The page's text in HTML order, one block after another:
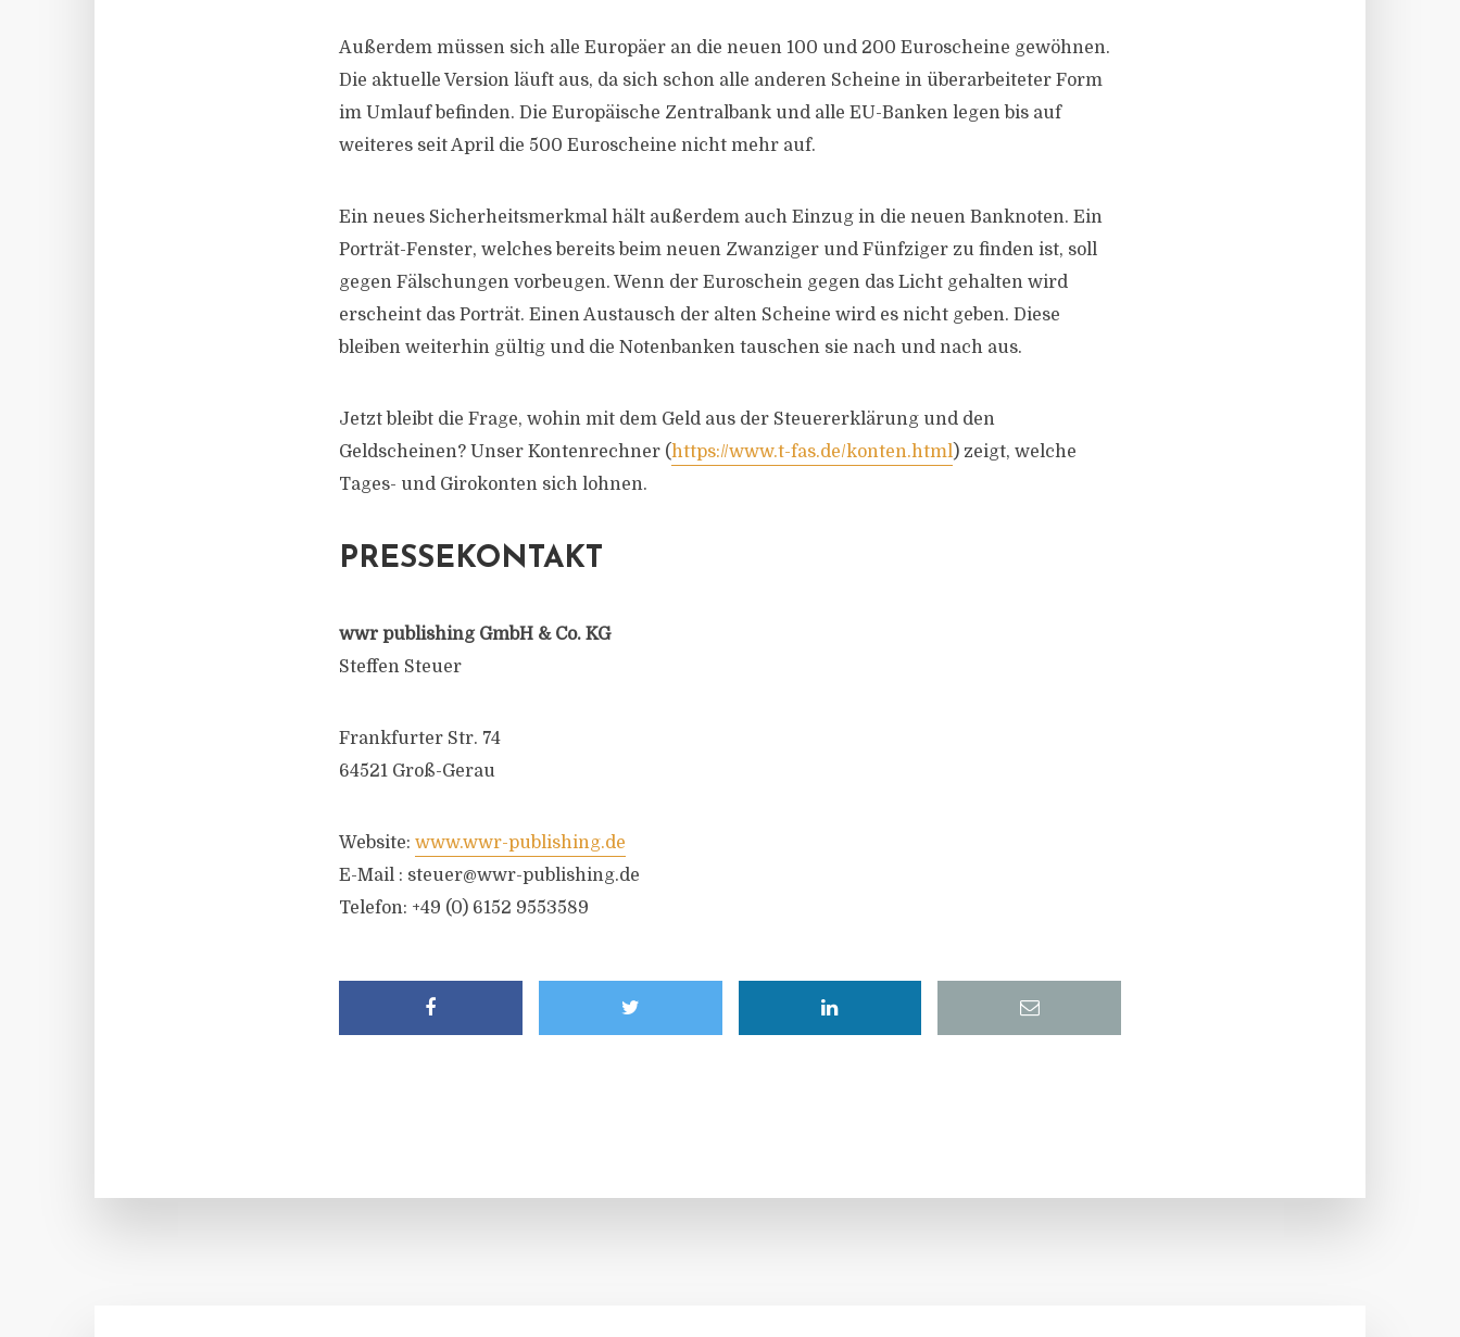
Außerdem müssen sich alle Europäer an die neuen 100 und 200 Euroscheine gewöhnen.
Die aktuelle Version läuft aus, da sich schon alle anderen Scheine in überarbeiteter Form
im Umlauf befinden. Die Europäische Zentralbank und alle EU-Banken legen bis auf
weiteres seit April die 500 Euroscheine nicht mehr auf.
Ein neues Sicherheitsmerkmal hält außerdem auch Einzug in die neuen Banknoten. Ein
Porträt-Fenster, welches bereits beim neuen Zwanziger und Fünfziger zu finden ist, soll
gegen Fälschungen vorbeugen. Wenn der Euroschein gegen das Licht gehalten wird
erscheint das Porträt. Einen Austausch der alten Scheine wird es nicht geben. Diese
bleiben weiterhin gültig und die Notenbanken tauschen sie nach und nach aus.
Jetzt bleibt die Frage, wohin mit dem Geld aus der Steuererklärung und den
Geldscheinen? Unser Kontenrechner (https://www.t-fas.de/konten.html) zeigt, welche
Tages- und Girokonten sich lohnen.
PRESSEKONTAKT
wwr publishing GmbH & Co. KG
Steffen Steuer
Frankfurter Str. 74
64521 Groß-Gerau
Website: www.wwr-publishing.de
E-Mail : steuer@wwr-publishing.de
Telefon: +49 (0) 6152 9553589